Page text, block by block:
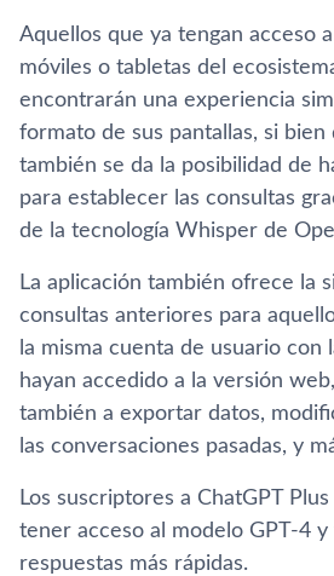
Aquellos que ya tengan acceso
móviles o tabletas del
encontrarán una experiencia
formato de sus pantallas, si bien
también se da la posibilidad de
para establecer las consultas
de la tecnología Whisper de
La aplicación también ofrece la
consultas anteriores para
la misma cuenta de usuario con
hayan accedido a la versión
también a exportar datos,
las conversaciones pasadas, y
Los suscriptores a ChatGPT
tener acceso al modelo GPT-4
respuestas más rápidas.